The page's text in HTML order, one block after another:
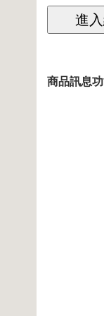
商品訊息